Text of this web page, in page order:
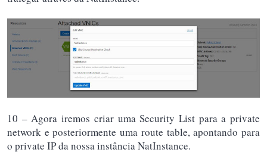
10 – Agora iremos criar uma Security List para a private
network e posteriormente uma route table, apontando para
o private IP da nossa instância NatInstance.